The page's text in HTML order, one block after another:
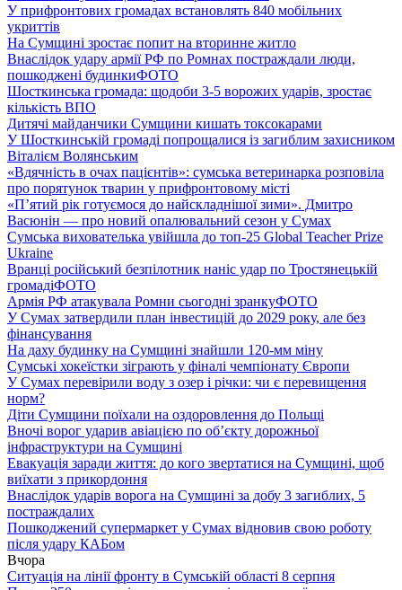
У прифронтових громадах встановлять 840 мобільних
укриттів
На Сумщині зростає попит на вторинне житло
Внаслідок удару армії РФ по Ромнах постраждали люди,
пошкоджені будинкиФОТО
Шосткинська громада: щодоби 3-5 ворожих ударів, зростає
кількість ВПО
Дитячі майданчики Сумщини кишать токсокарами
У Шосткинській громаді попрощалися із загиблим захисником
Віталієм Волянським
«Вдячність в очах пацієнтів»: сумська ветеринарка розповіла
про порятунок тварин у прифронтовому місті
«П’ятий рік готуємося до найскладнішої зими». Дмитро
Васюнін — про новий опалювальний сезон у Сумах
Сумська вихователька увійшла до топ-25 Global Teacher Prize
Ukraine
Вранці російський безпілотник наніс удар по Тростянецькій
громадіФОТО
Армія РФ атакувала Ромни сьогодні зранкуФОТО
У Сумах затвердили план інвестицій до 2029 року, але без
фінансування
На даху будинку на Сумщині знайшли 120-мм міну
Сумські хокеїстки зіграють у фіналі чемпіонату Європи
У Сумах перевірили воду з озер і річки: чи є перевищення
норм?
Діти Сумщини поїхали на оздоровлення до Польщі
Вночі ворог ударив авіацією по обʼєкту дорожньої
інфраструктури на Сумщині
Евакуація заради життя: до кого звертатися на Сумщині, щоб
виїхати з прикордоння
Внаслідок ударів ворога на Сумщині за добу 3 загиблих, 5
постраждалих
Пошкоджений супермаркет у Сумах відновив свою роботу
після удару КАБом
Вчора
Ситуація на лінії фронту в Сумській області 8 серпня